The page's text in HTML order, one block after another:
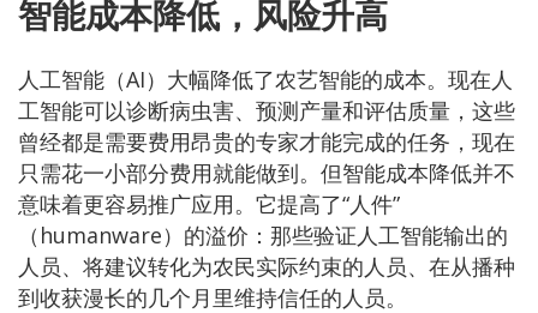
智能成本降低，风险升高
人工智能（AI）大幅降低了农艺智能的成本。现在人
工智能可以诊断病虫害、预测产量和评估质量，这些
曾经都是需要费用昂贵的专家才能完成的任务，现在
只需花一小部分费用就能做到。但智能成本降低并不
意味着更容易推广应用。它提高了“人件”
（humanware）的溢价：那些验证人工智能输出的
人员、将建议转化为农民实际约束的人员、在从播种
到收获漫长的几个月里维持信任的人员。